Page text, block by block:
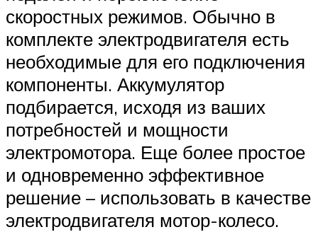
скоростных режимов. Обычно в
комплекте электродвигателя есть
необходимые для его подключения
компоненты. Аккумулятор
подбирается, исходя из ваших
потребностей и мощности
электромотора. Еще более простое
и одновременно эффективное
решение – использовать в качестве
электродвигателя мотор-колесо.